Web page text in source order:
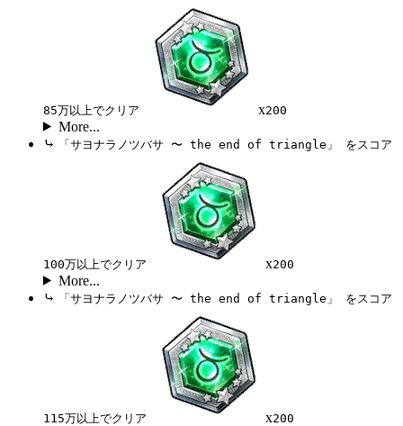
85万以上でクリア x200
More...
⤷
「サヨナラノツバサ 〜 the end of triangle」 をスコア
100万以上でクリア x200
More...
⤷
「サヨナラノツバサ 〜 the end of triangle」 をスコア
115万以上でクリア x200